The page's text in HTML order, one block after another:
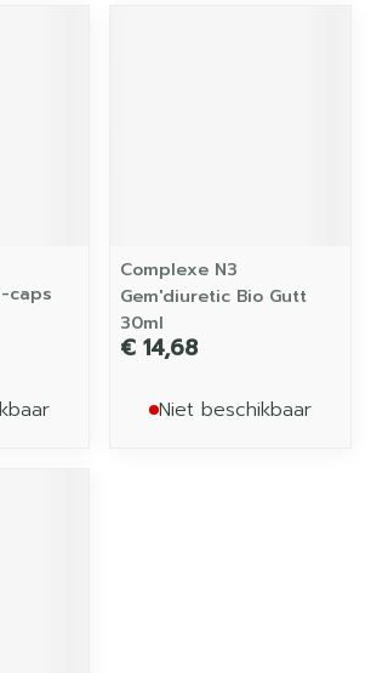
caps
Complexe N3
Gem'diuretic Bio Gutt
30ml
€ 14,68
Niet beschikbaar